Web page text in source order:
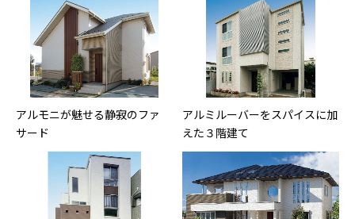
アルモニが魅せる静寂のファ
サード
アルミルーバーをスパイスに加
えた３階建て